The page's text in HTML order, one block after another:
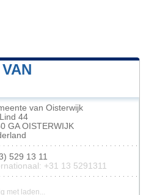
van Oisterwijk
44
GA OISTERWIJK
529 13 11
+31 13 5291311
met laden...